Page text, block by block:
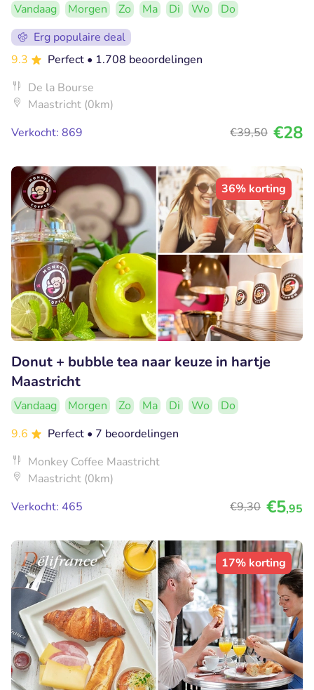
Vandaag Morgen Zo Ma Di Wo
Do
Erg populaire deal
9.3
Perfect • 1.708 beoordelingen
De la Bourse
Maastricht (0km)
Verkocht: 869
€39,50 €28
36% korting
Donut + bubble tea naar keuze in hartje
Maastricht
Vandaag Morgen Zo Ma Di Wo
Do
9.6
Perfect • 7 beoordelingen
Monkey Coffee Maastricht
Maastricht (0km)
Verkocht: 465
€9,30 €5,95
17% korting